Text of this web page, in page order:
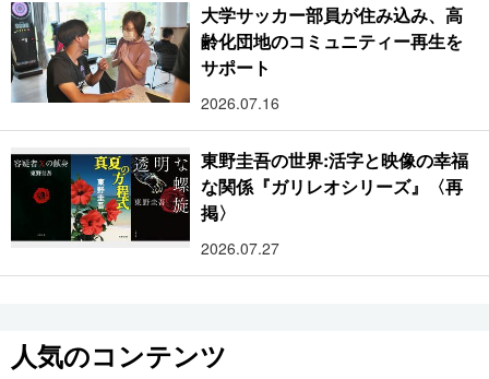
大学サッカー部員が住み込み、高
齢化団地のコミュニティー再生を
サポート
2026.07.16
東野圭吾の世界:活字と映像の幸福
な関係『ガリレオシリーズ』〈再
掲〉
2026.07.27
人気のコンテンツ